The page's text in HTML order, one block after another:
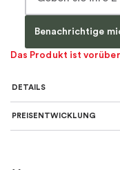
Benachrichtige
Das Produkt ist
DETAILS
Art des Armbands
PREISENTWICKLUNG